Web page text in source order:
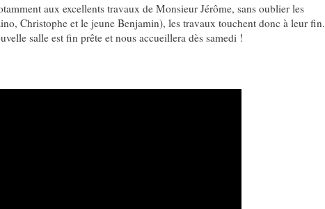
aux excellents travaux de Monsieur Jérôme, sans oublier les
Christophe et le jeune Benjamin), les travaux touchent donc à leur fin.
salle est fin prête et nous accueillera dès samedi !